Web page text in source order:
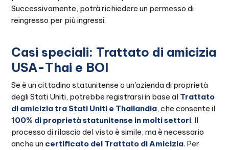
Successivamente, potrà richiedere un permesso di
reingresso per più ingressi.
Casi speciali: Trattato di amicizia
USA-Thai e BOI
Se è un cittadino statunitense o un'azienda di proprietà
degli Stati Uniti, potrebbe registrarsi in base al Trattato
di amicizia tra Stati Uniti e Thailandia, che consente il
100% di proprietà statunitense in molti settori. Il
processo di rilascio del visto è simile, ma è necessario
anche un certificato del Trattato di Amicizia. Per